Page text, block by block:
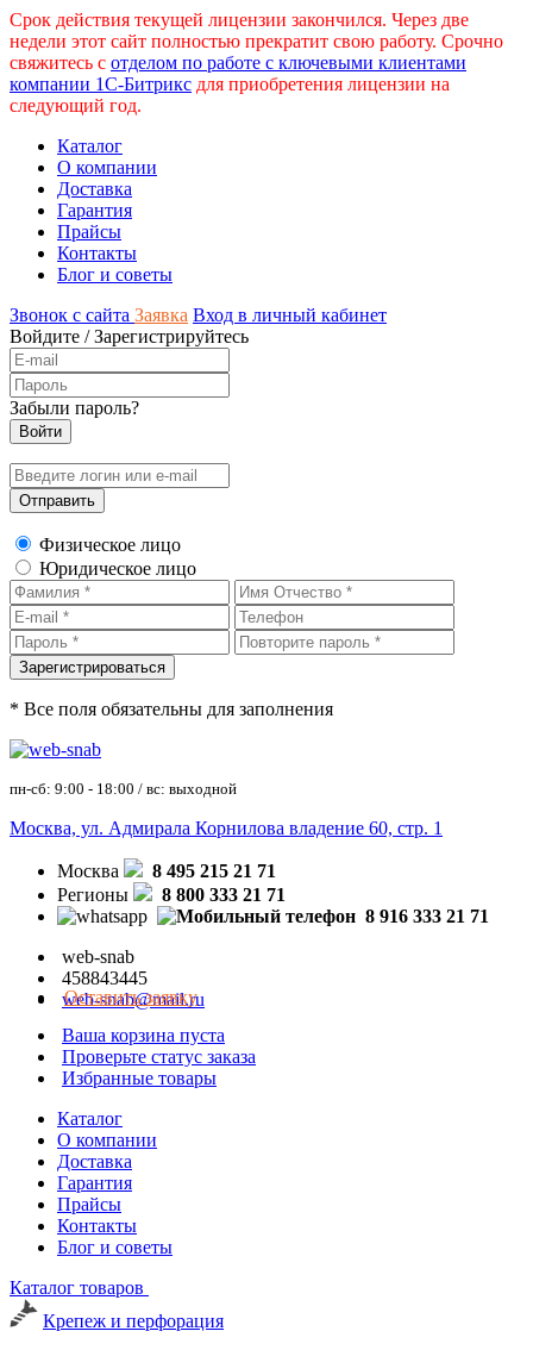
Срок действия текущей лицензии закончился. Через две
недели этот сайт полностью прекратит свою работу. Срочно
свяжитесь с отделом по работе с ключевыми клиентами
компании 1С-Битрикс для приобретения лицензии на
следующий год.
Каталог
О компании
Доставка
Гарантия
Прайсы
Контакты
Блог и советы
Звонок с сайта Заявка Вход в личный кабинет
Войдите /Зарегистрируйтесь
Забыли пароль?
Физическое лицо
Юридическое лицо
* Все поля обязательны для заполнения
пн-сб: 9:00 - 18:00 / вс: выходной
Москва, ул. Адмирала Корнилова владение 60, стр. 1
Москва
8 495 215 21 71
Регионы
8 800 333 21 71
8 916 333 21 71
web-snab
458843445
web-snab@mail.ru
Оставить заявку
Ваша корзина пуста
Проверьте статус заказа
Избранные товары
Каталог
О компании
Доставка
Гарантия
Прайсы
Контакты
Блог и советы
Каталог товаров
Крепеж и перфорация